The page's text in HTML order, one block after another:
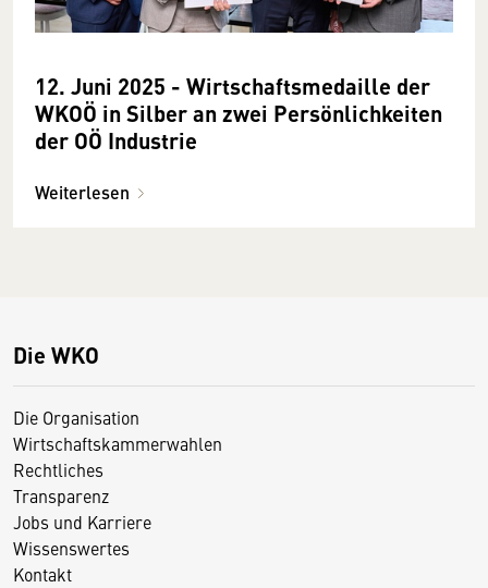
12. Juni 2025 - Wirtschaftsmedaille der
WKOÖ in Silber an zwei Persönlichkeiten
der OÖ Industrie
Weiterlesen
Die WKO
Die Organisation
Wirtschaftskammerwahlen
Rechtliches
Transparenz
Jobs und Karriere
Wissenswertes
Kontakt